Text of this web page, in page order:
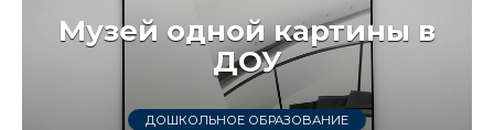
Музей одной картины в
ДОУ
ДОШКОЛЬНОЕ ОБРАЗОВАНИЕ